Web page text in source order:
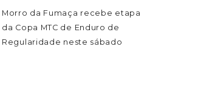
Morro da Fumaça recebe etapa
da Copa MTC de Enduro de
Regularidade neste sábado